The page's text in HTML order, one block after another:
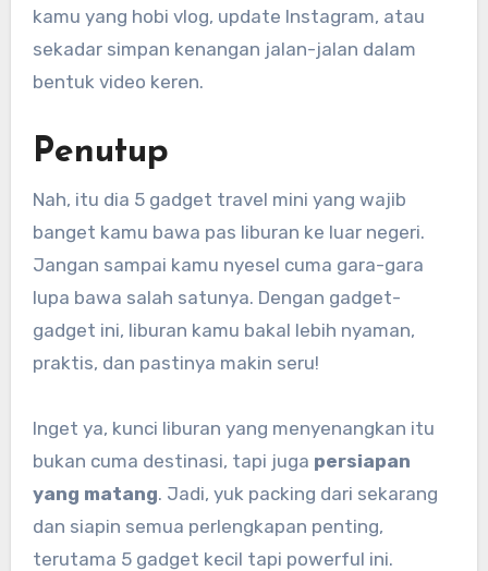
kamu yang hobi vlog, update Instagram, atau
sekadar simpan kenangan jalan-jalan dalam
bentuk video keren.
Penutup
Nah, itu dia 5 gadget travel mini yang wajib
banget kamu bawa pas liburan ke luar negeri.
Jangan sampai kamu nyesel cuma gara-gara
lupa bawa salah satunya. Dengan gadget-
gadget ini, liburan kamu bakal lebih nyaman,
praktis, dan pastinya makin seru!
Inget ya, kunci liburan yang menyenangkan itu
bukan cuma destinasi, tapi juga persiapan
yang matang. Jadi, yuk packing dari sekarang
dan siapin semua perlengkapan penting,
terutama 5 gadget kecil tapi powerful ini.